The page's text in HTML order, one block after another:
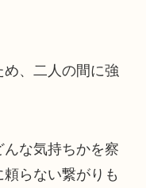
、二人の間に強
な気持ちかを察
らない繋がりも